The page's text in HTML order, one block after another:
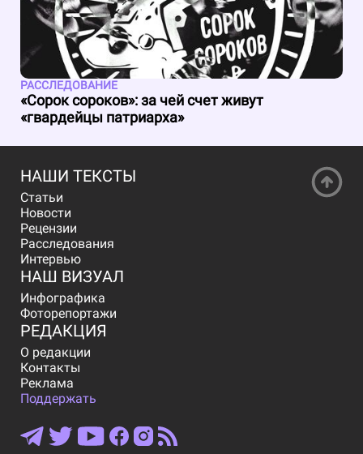
РАССЛЕДОВАНИЕ
«Сорок сороков»: за чей счет живут
«гвардейцы патриарха»
НАШИ ТЕКСТЫ
Статьи
Новости
Рецензии
Расследования
Интервью
НАШ ВИЗУАЛ
Инфографика
Фоторепортажи
РЕДАКЦИЯ
О редакции
Контакты
Реклама
Поддержать